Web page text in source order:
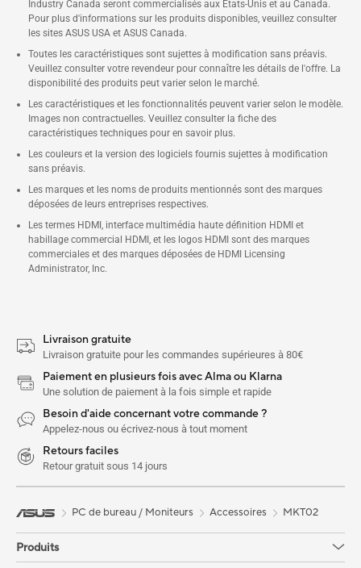
Industry Canada seront commercialisés aux États-Unis et au Canada.
Pour plus d'informations sur les produits disponibles, veuillez consulter
les sites ASUS USA et ASUS Canada.
Toutes les caractéristiques sont sujettes à modification sans préavis.
Veuillez consulter votre revendeur pour connaître les détails de l'offre. La
disponibilité des produits peut varier selon le marché.
Les caractéristiques et les fonctionnalités peuvent varier selon le modèle.
Images non contractuelles. Veuillez consulter la fiche des
caractéristiques techniques pour en savoir plus.
Les couleurs et la version des logiciels fournis sujettes à modification
sans préavis.
Les marques et les noms de produits mentionnés sont des marques
déposées de leurs entreprises respectives.
Les termes HDMI, interface multimédia haute définition HDMI et
habillage commercial HDMI, et les logos HDMI sont des marques
commerciales et des marques déposées de HDMI Licensing
Administrator, Inc.
Livraison gratuite
Livraison gratuite pour les commandes supérieures à 80€
Paiement en plusieurs fois avec Alma ou Klarna
Une solution de paiement à la fois simple et rapide
Besoin d'aide concernant votre commande ?
Appelez-nous ou écrivez-nous à tout moment
Retours faciles
Retour gratuit sous 14 jours
PC de bureau / Moniteurs Accessoires MKT02
Produits